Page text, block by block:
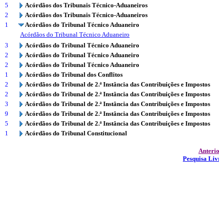
5
Acórdãos dos Tribunais Técnico-Aduaneiros
2
Acórdãos dos Tribunais Técnico-Aduaneiros
1
Acórdãos do Tribunal Técnico Aduaneiro
Acórdãos do Tribunal Técnico Aduaneiro
3
Acórdãos do Tribunal Técnico Aduaneiro
2
Acórdãos do Tribunal Técnico Aduaneiro
2
Acórdãos do Tribunal Técnico Aduaneiro
1
Acórdãos do Tribunal dos Conflitos
2
Acórdãos do Tribunal de 2.ª Instância das Contribuições e Impostos
2
Acórdãos do Tribunal de 2.ª Instância das Contribuições e Impostos
3
Acórdãos do Tribunal de 2.ª Instância das Contribuições e Impostos
9
Acórdãos do Tribunal de 2.ª Instância das Contribuições e Impostos
5
Acórdãos do Tribunal de 2.ª Instância das Contribuições e Impostos
1
Acórdãos do Tribunal Constitucional
Pesquisa